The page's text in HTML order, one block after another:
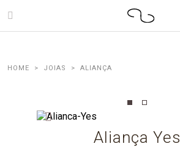
JOIAS ALIANÇA
Aliança Yes